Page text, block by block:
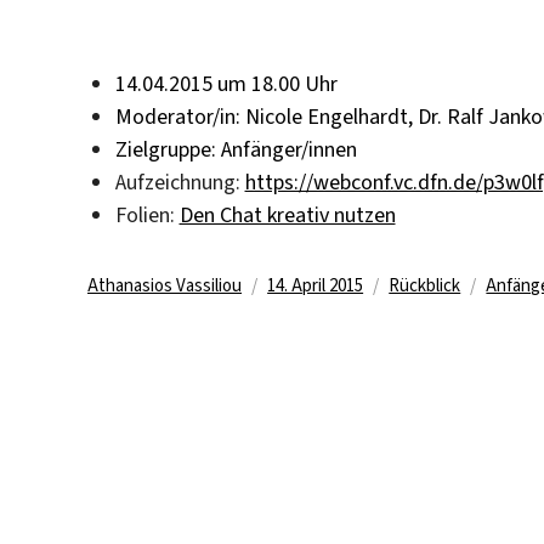
14.04.2015 um 18.00 Uhr
Moderator/in: Nicole Engelhardt, Dr. Ralf
Zielgruppe: Anfänger/innen
Aufzeichnung: https://webconf.vc.dfn.de/
Folien: Den Chat kreativ nutzen
Author
Athanasios Vassiliou
Posted
14. April 2015 Categories
Rückblick Tags